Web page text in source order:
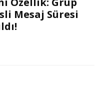
Mesaj Süresi